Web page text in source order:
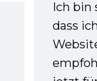
Ich bin
dass